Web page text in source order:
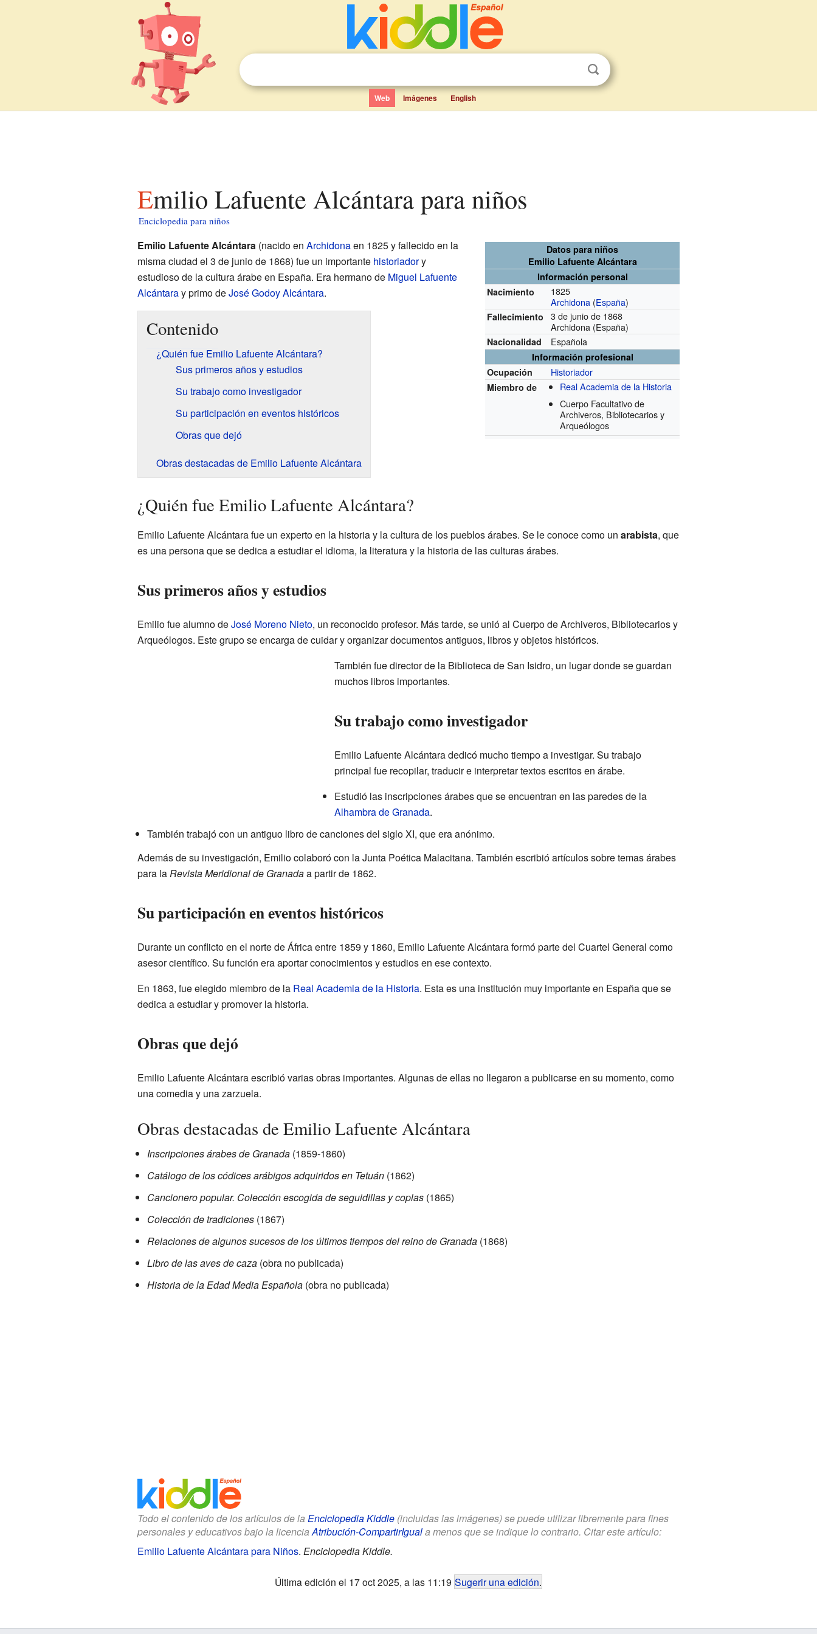
Web Imágenes English
Emilio Lafuente Alcántara para niños
Enciclopedia para niños
Datos para niños
Emilio Lafuente Alcántara
Información personal
Nacimiento
1825
Archidona (España)
Fallecimiento
3 de junio de 1868
Archidona (España)
Nacionalidad Española
Información profesional
Ocupación
Historiador
Miembro de
Real Academia de la Historia
Cuerpo Facultativo de
Archiveros, Bibliotecarios y
Arqueólogos
Emilio Lafuente Alcántara(nacido en Archidonaen 1825 y fallecido en la
misma ciudad el 3 de junio de 1868) fue un importante historiadory
estudioso de la cultura árabe en España. Era hermano de Miguel Lafuente
Alcántaray primo deJosé Godoy Alcántara.
Contenido
¿Quién fue Emilio Lafuente Alcántara?
Sus primeros años y estudios
Su trabajo como investigador
Su participación en eventos históricos
Obras que dejó
Obras destacadas de Emilio Lafuente Alcántara
¿Quién fue Emilio Lafuente Alcántara?
Emilio Lafuente Alcántara fue un experto en la historia y la cultura de los pueblos árabes. Se le conoce como un arabista, que
es una persona que se dedica a estudiar el idioma, la literatura y la historia de las culturas árabes.
Sus primeros años y estudios
Emilio fue alumno deJosé Moreno Nieto, un reconocido profesor. Más tarde, se unió al Cuerpo de Archiveros, Bibliotecarios y
Arqueólogos. Este grupo se encarga de cuidar y organizar documentos antiguos, libros y objetos históricos.
También fue director de la Biblioteca de San Isidro, un lugar donde se guardan
muchos libros importantes.
Su trabajo como investigador
Emilio Lafuente Alcántara dedicó mucho tiempo a investigar. Su trabajo
principal fue recopilar, traducir e interpretar textos escritos en árabe.
Estudió las inscripciones árabes que se encuentran en las paredes de la
Alhambra de Granada.
También trabajó con un antiguo libro de canciones del siglo XI, que era anónimo.
Además de su investigación, Emilio colaboró con la Junta Poética Malacitana. También escribió artículos sobre temas árabes
para laRevista Meridional de Granadaa partir de 1862.
Su participación en eventos históricos
Durante un conflicto en el norte de África entre 1859 y 1860, Emilio Lafuente Alcántara formó parte del Cuartel General como
asesor científico. Su función era aportar conocimientos y estudios en ese contexto.
En 1863, fue elegido miembro de la Real Academia de la Historia. Esta es una institución muy importante en España que se
dedica a estudiar y promover la historia.
Obras que dejó
Emilio Lafuente Alcántara escribió varias obras importantes. Algunas de ellas no llegaron a publicarse en su momento, como
una comedia y una zarzuela.
Obras destacadas de Emilio Lafuente Alcántara
Inscripciones árabes de Granada(1859-1860)
Catálogo de los códices arábigos adquiridos en Tetuán(1862)
Cancionero popular. Colección escogida de seguidillas y coplas(1865)
Colección de tradiciones(1867)
Relaciones de algunos sucesos de los últimos tiempos del reino de Granada(1868)
Libro de las aves de caza(obra no publicada)
Historia de la Edad Media Española(obra no publicada)
Todo el contenido de los artículos de la Enciclopedia Kiddle(incluidas las imágenes) se puede utilizar libremente para fines
personales y educativos bajo la licenciaAtribución-CompartirIguala menos que se indique lo contrario. Citar este artículo:
Emilio Lafuente Alcántara para Niños. Enciclopedia Kiddle.
Última edición el 17 oct 2025, a las 11:19 Sugerir una edición.